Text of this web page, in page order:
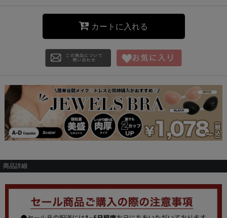
カートに入れる
商品詳細